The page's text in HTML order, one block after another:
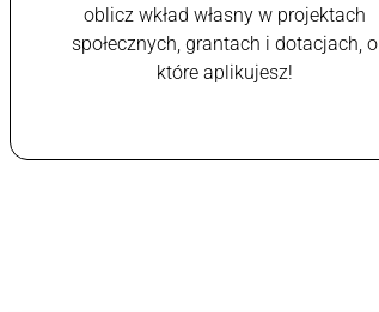
oblicz wkład własny w projektach
społecznych, grantach i dotacjach, o
które aplikujesz!